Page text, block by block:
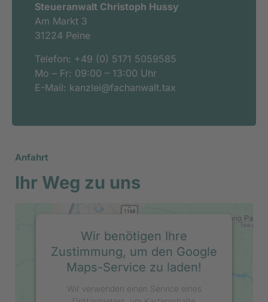
Steueranwalt Christoph Hussy
Am Markt 3
31224 Peine
Telefon: +49 (0) 5171 5059585
Mo – Fr: 09:00 – 13:00 Uhr
E-Mail: kanzlei@fachanwalt.tax
Anfahrt
Ihr Weg zu uns
Wir benötigen Ihre
Zustimmung, um den Google
Maps-Service zu laden!
Wir verwenden einen Service eines